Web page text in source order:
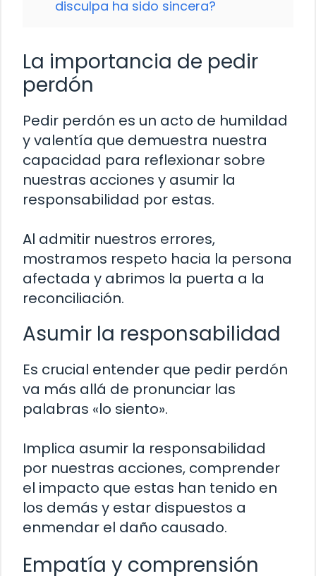
disculpa ha sido sincera?
La importancia de pedir
perdón
Pedir perdón es un acto de humildad
y valentía que demuestra nuestra
capacidad para reflexionar sobre
nuestras acciones y asumir la
responsabilidad por estas.
Al admitir nuestros errores,
mostramos respeto hacia la persona
afectada y abrimos la puerta a la
reconciliación.
Asumir la responsabilidad
Es crucial entender que pedir perdón
va más allá de pronunciar las
palabras «lo siento».
Implica asumir la responsabilidad
por nuestras acciones, comprender
el impacto que estas han tenido en
los demás y estar dispuestos a
enmendar el daño causado.
Empatía y comprensión